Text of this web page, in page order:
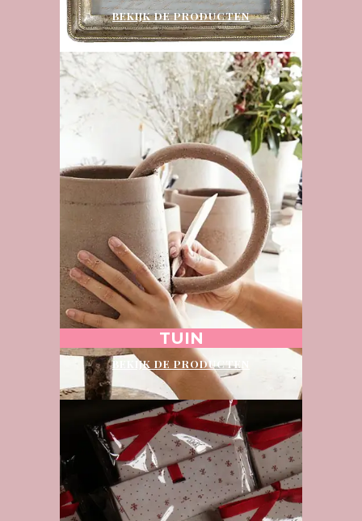
BEKIJK DE PRODUCTEN
TUIN
BEKIJK DE PRODUCTEN